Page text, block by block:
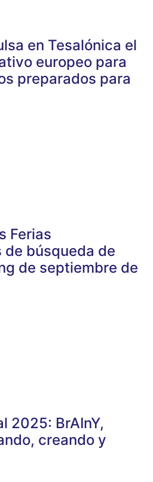
en Tesalónica el
europeo para
preparados para
Ferias
de búsqueda de
de septiembre de
2025: BrAInY,
creando y